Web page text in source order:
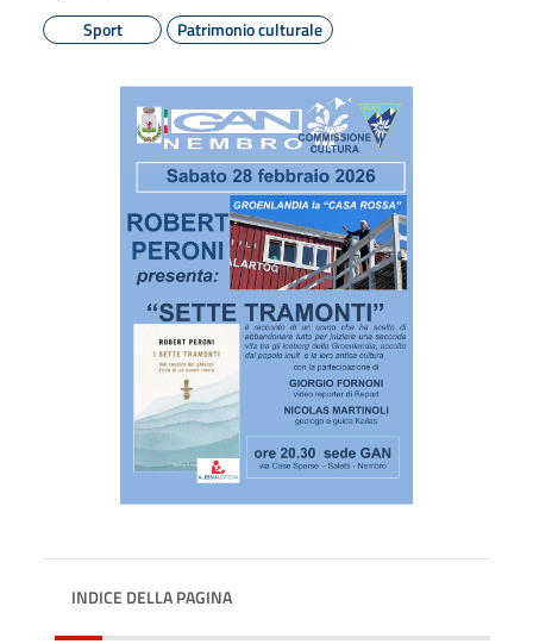
Sport
Patrimonio culturale
INDICE DELLA PAGINA